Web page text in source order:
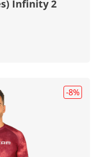
Set femme (2 pièces) Infinity 2
-8%